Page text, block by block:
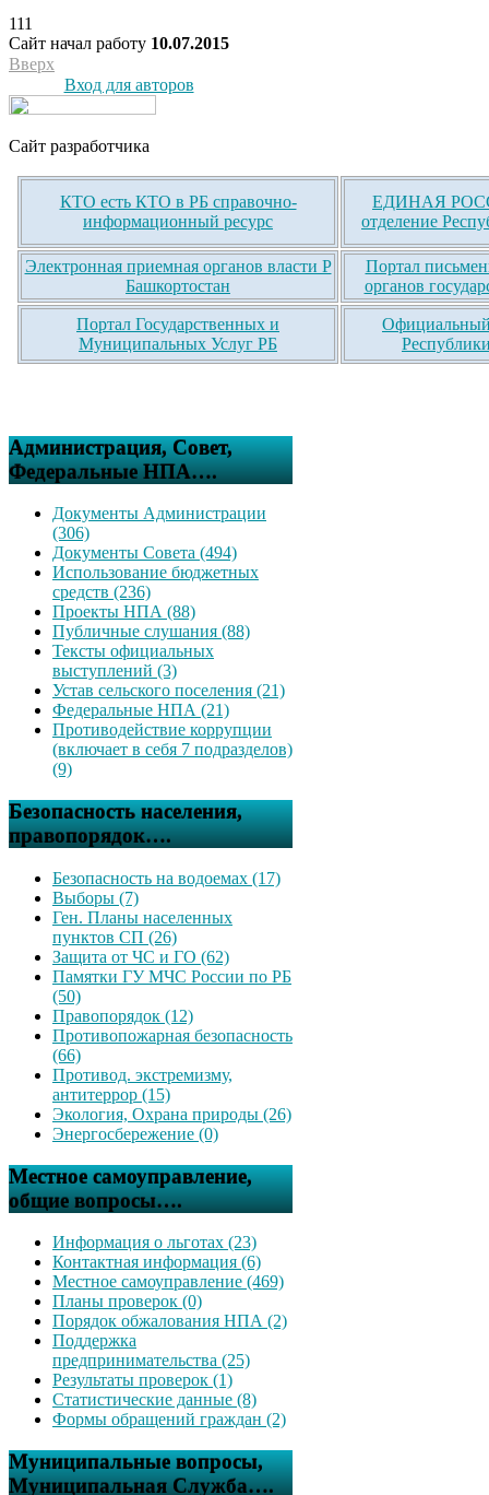
111
Сайт начал работу 10.07.2015
Вверх
Вход для авторов
Сайт разработчика
КТО есть КТО в РБ справочно-
информационный ресурс
ЕДИНАЯ
отделение
Электронная приемная органов власти Р
Башкортостан
Портал
органов
Портал Государственных и
Муниципальных Услуг РБ
Официальный
Администрация, Совет,
Федеральные НПА….
Документы Администрации
(306)
Документы Совета (494)
Использование бюджетных
средств (236)
Проекты НПА (88)
Публичные слушания (88)
Тексты официальных
выступлений (3)
Устав сельского поселения (21)
Федеральные НПА (21)
Противодействие коррупции
(включает в себя 7 подразделов)
(9)
Безопасность населения,
правопорядок….
Безопасность на водоемах (17)
Выборы (7)
Ген. Планы населенных
пунктов СП (26)
Защита от ЧС и ГО (62)
Памятки ГУ МЧС России по РБ
(50)
Правопорядок (12)
Противопожарная безопасность
(66)
Противод. экстремизму,
антитеррор (15)
Экология, Охрана природы (26)
Энергосбережение (0)
Местное самоуправление,
общие вопросы….
Информация о льготах (23)
Контактная информация (6)
Местное самоуправление (469)
Планы проверок (0)
Порядок обжалования НПА (2)
Поддержка
предпринимательства (25)
Результаты проверок (1)
Статистические данные (8)
Формы обращений граждан (2)
Муниципальные вопросы,
Муниципальная Служба….